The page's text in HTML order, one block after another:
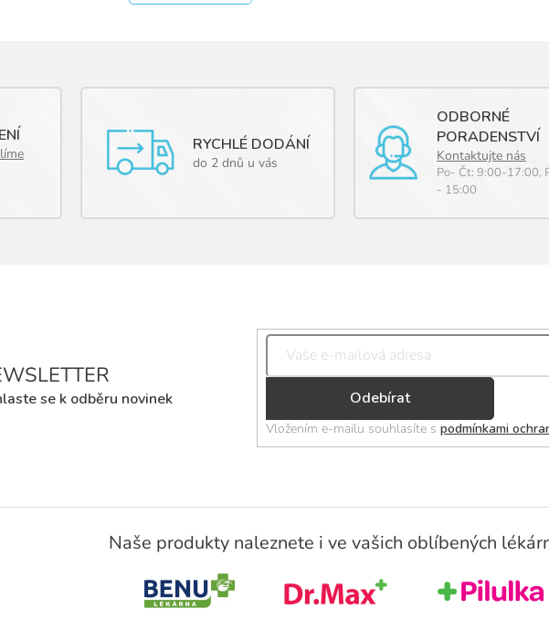
RYCHLÉ DODÁNÍ
do 2 dnů u vás
ODBORNÉ
PORADENSTVÍ
Kontaktujte nás
Po- Čt: 9:00-17:00,
- 15:00
se k odběru novinek
Přihlásit
se
Vložením e-mailu souhlasíte s podmínkami
Naše produkty naleznete i ve vašich oblíbených